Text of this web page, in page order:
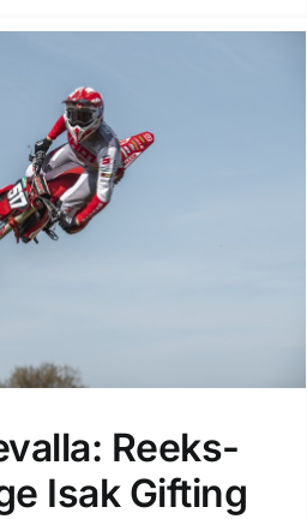
Reeks-
Isak Gifting